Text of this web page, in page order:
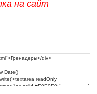
на сайт